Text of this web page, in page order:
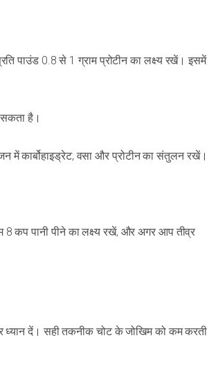
पाउंड 0.8 से 1 ग्राम प्रोटीन का लक्ष्य रखें। इसमें
है।
में कार्बोहाइड्रेट, वसा और प्रोटीन का संतुलन रखें।
कप पानी पीने का लक्ष्य रखें, और अगर आप तीव्र
ध्यान दें। सही तकनीक चोट के जोखिम को कम करती